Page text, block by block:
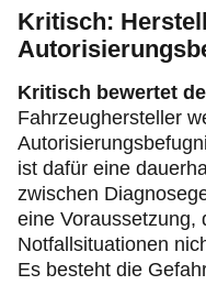
Kritisch:
Kritisch bewertet
Fahrzeughersteller
ist dafür eine
zwischen
eine Voraussetzung,
Notfallsituationen
Es besteht die